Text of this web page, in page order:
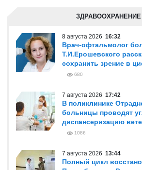
ЗДРАВООХРАНЕНИЕ
8 августа 2026 16:32
Врач-офтальмолог
Т.И.Ерошевского
сохранить зрение в
680
7 августа 2026 17:42
В поликлинике
больницы проводят
диспансеризацию
1086
7 августа 2026 13:44
Полный цикл